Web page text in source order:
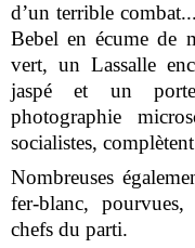
d’un terrible
Bebel en écume de
vert, un Lassalle
jaspé et un
photographie
socialistes,
Nombreuses
fer-blanc,
chefs du parti.